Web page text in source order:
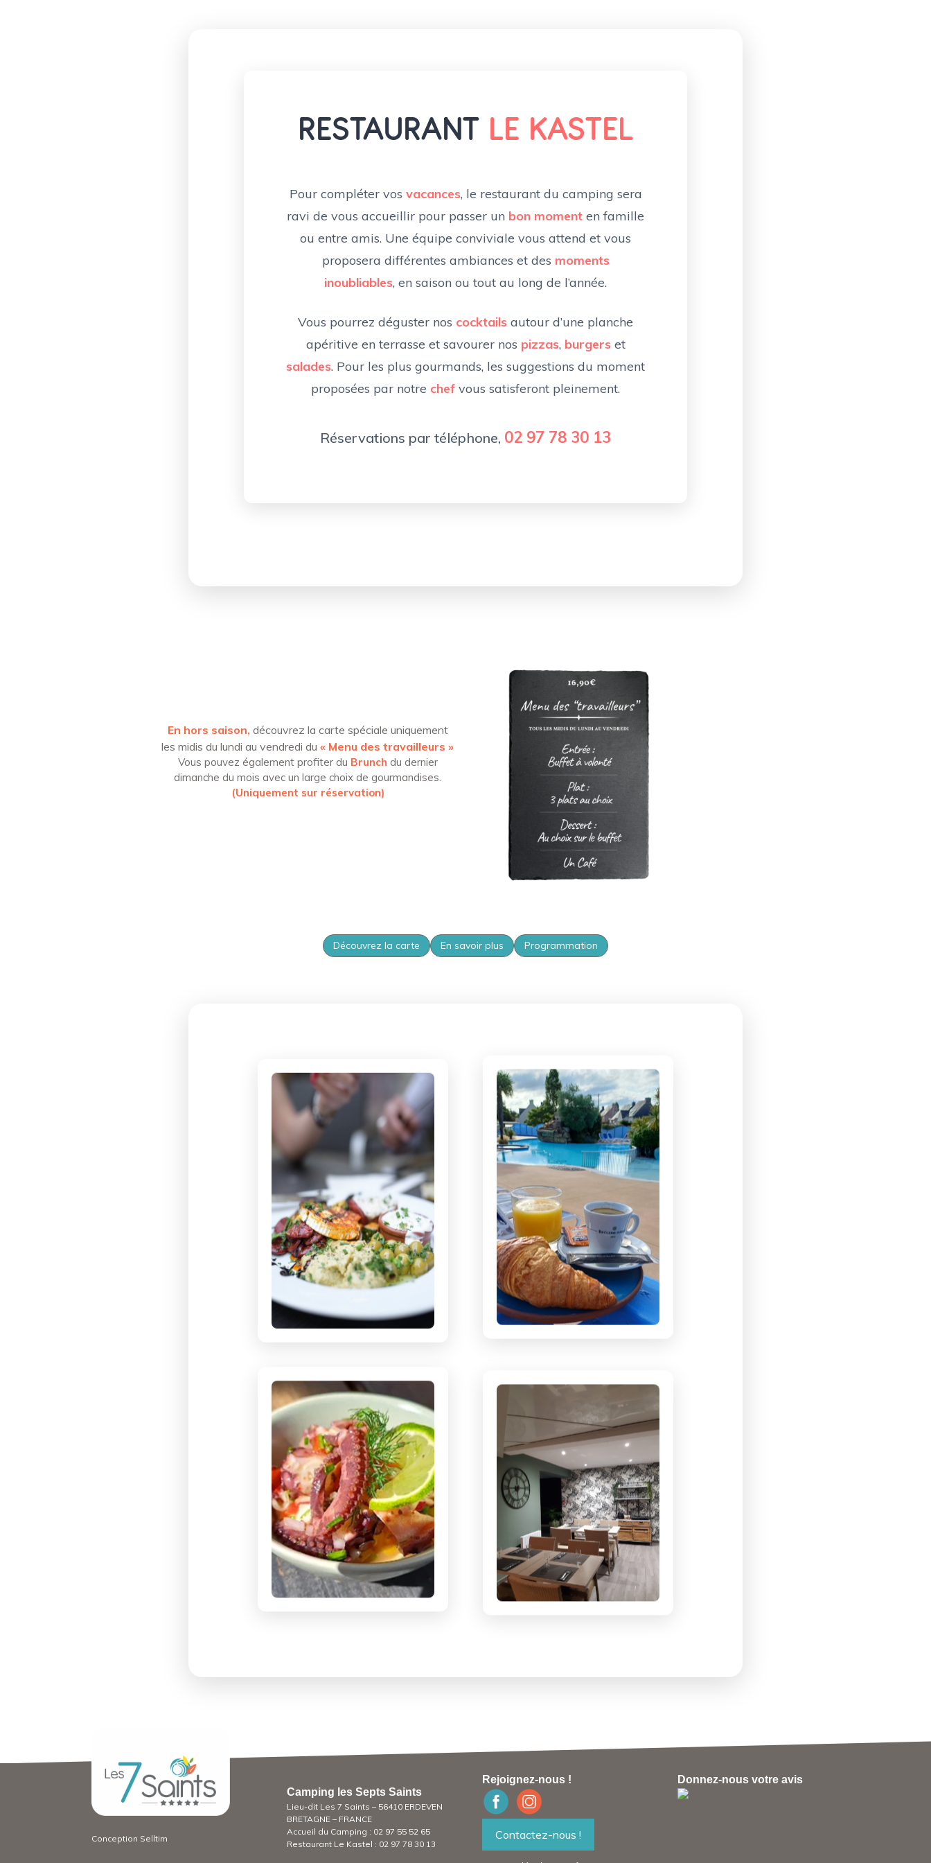
RESTAURANT LE KASTEL
Pour compléter vos vacances, le restaurant du camping sera
ravi de vous accueillir pour passer un bon moment en famille
ou entre amis. Une équipe conviviale vous attend et vous
proposera différentes ambiances et des moments
inoubliables, en saison ou tout au long de l’année.
Vous pourrez déguster nos cocktails autour d’une planche
apéritive en terrasse et savourer nos pizzas, burgerset
salades. Pour les plus gourmands, les suggestions du moment
proposées par notre chef vous satisferont pleinement.
Réservations par téléphone, 02 97 78 30 13
En hors saison, découvrez la carte spéciale uniquement
les midis du lundi au vendredi du « Menu des travailleurs »
Vous pouvez également profiter du Brunch du dernier
dimanche du mois avec un large choix de gourmandises.
(Uniquement sur réservation)
Découvrez la carte En savoir plus Programmation
Conception Selltim
Camping les Septs Saints
Lieu-dit Les 7 Saints – 56410 ERDEVEN
BRETAGNE – FRANCE
Accueil du Camping : 02 97 55 52 65
Restaurant Le Kastel : 02 97 78 30 13
Rejoignez-nous !
Contactez-nous !
Donnez-nous votre avis